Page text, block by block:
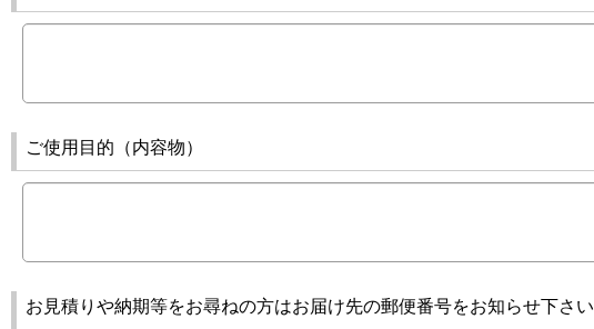
ご使用目的（内容物）
お見積りや納期等をお尋ねの方はお届け先の郵便番号をお知らせ下さい